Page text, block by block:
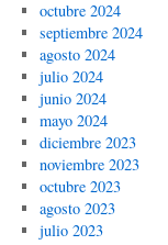
octubre 2024
septiembre 2024
agosto 2024
julio 2024
junio 2024
mayo 2024
diciembre 2023
noviembre 2023
octubre 2023
agosto 2023
julio 2023